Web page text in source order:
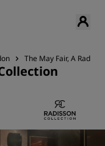
The May Fair, A